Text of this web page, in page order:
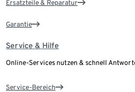
Ersatzteile & Reparatur
Garantie
Service & Hilfe
Online-Services nutzen & schnell
Service-Bereich